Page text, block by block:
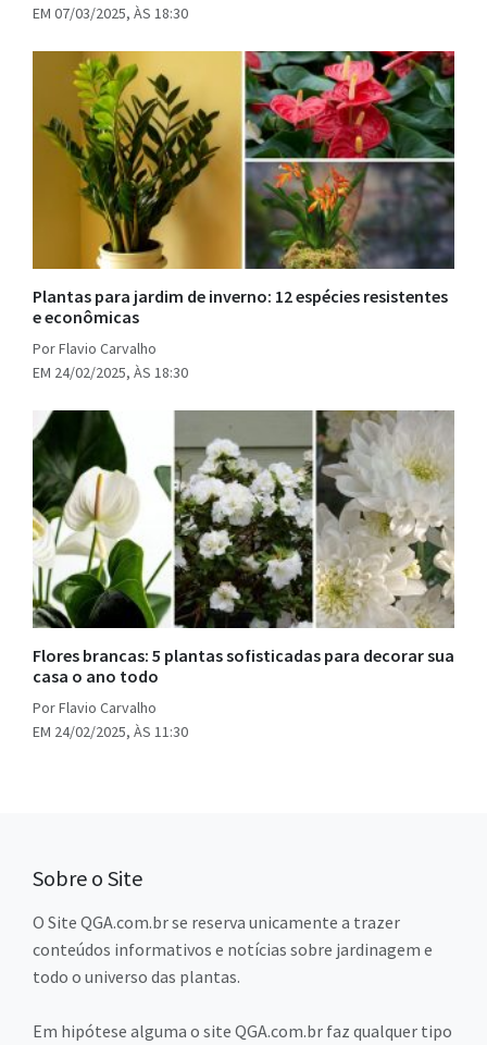
EM 07/03/2025, ÀS 18:30
Plantas para jardim de inverno: 12 espécies resistentes
e econômicas
Por Flavio Carvalho
EM 24/02/2025, ÀS 18:30
Flores brancas: 5 plantas sofisticadas para decorar sua
casa o ano todo
Por Flavio Carvalho
EM 24/02/2025, ÀS 11:30
Sobre o Site
O Site QGA.com.br se reserva unicamente a trazer
conteúdos informativos e notícias sobre jardinagem e
todo o universo das plantas.
Em hipótese alguma o site QGA.com.br faz qualquer tipo